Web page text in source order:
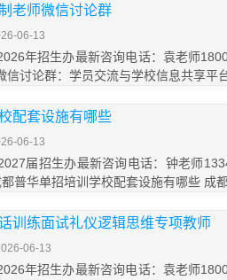
老师微信讨论群
06-13
年招生办最新咨询电话：袁老师
信讨论群：学员交流与学校信息共享平
配套设施有哪些
06-13
届招生办最新咨询电话：钟老师
普华单招培训学校配套设施有哪些 成
训练面试礼仪逻辑思维专项教师
06-13
年招生办最新咨询电话：袁老师